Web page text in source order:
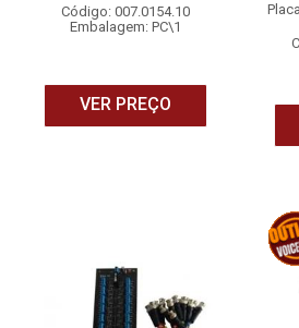
Código: 007.0154.10
Embalagem: PC\1
VER PREÇO